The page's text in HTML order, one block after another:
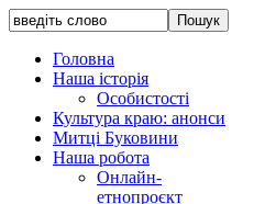
Головна
Наша історія
Особистості
Культура краю: анонси
Митці Буковини
Наша робота
Онлайн-
етнопроєкт